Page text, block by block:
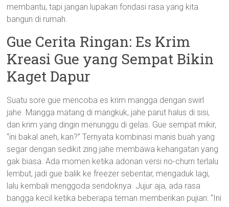
membantu, tapi jangan lupakan fondasi rasa yang kita
bangun di rumah.
Gue Cerita Ringan: Es Krim
Kreasi Gue yang Sempat Bikin
Kaget Dapur
Suatu sore gue mencoba es krim mangga dengan swirl
jahe. Mangga matang di mangkuk, jahe parut halus di sisi,
dan krim yang dingin menunggu di gelas. Gue sempat mikir,
“ini bakal aneh, kan?” Ternyata kombinasi manis buah yang
segar dengan sedikit zing jahe membawa kehangatan yang
gak biasa. Ada momen ketika adonan versi no-churn terlalu
lembut, jadi gue balik ke freezer sebentar, mengaduk lagi,
lalu kembali menggoda sendoknya. Jujur aja, ada rasa
bangga kecil ketika beberapa teman memberikan pujian: “Ini